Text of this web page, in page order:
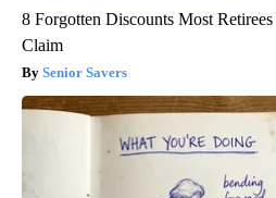
8 Forgotten Discounts Most
Claim
Senior Savers